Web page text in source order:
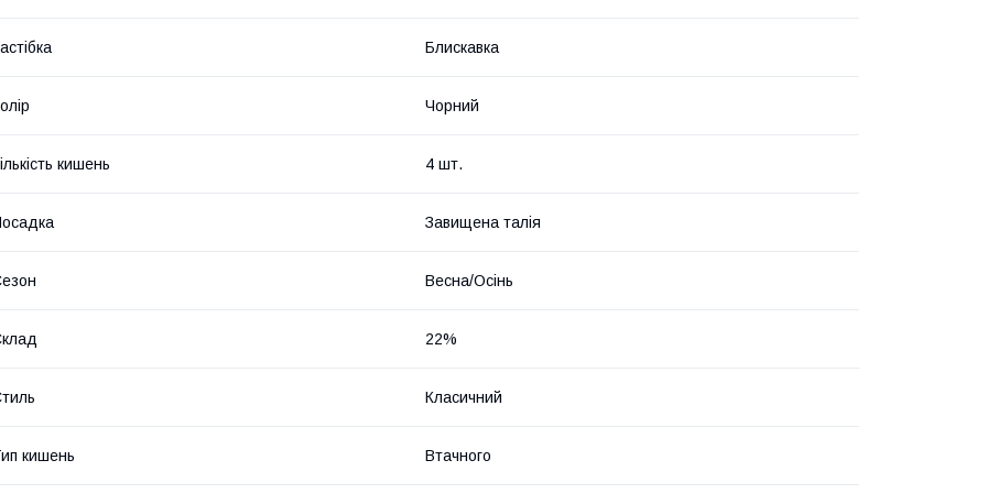
Блискавка
Чорний
кишень 4 шт.
Завищена талія
Весна/Осінь
22%
Класичний
кишень Втачного